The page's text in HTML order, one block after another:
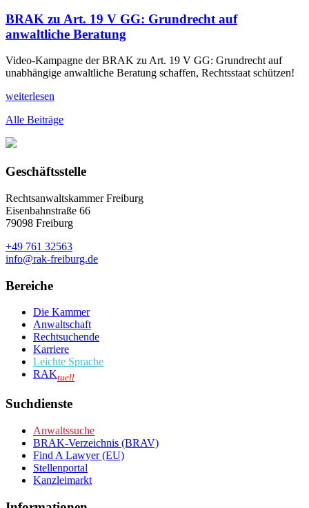
BRAK zu Art. 19 V GG: Grundrecht auf
anwaltliche Beratung
Video-Kampagne der BRAK zu Art. 19 V GG: Grundrecht auf
unabhängige anwaltliche Beratung schaffen, Rechtsstaat schützen!
weiterlesen
Alle Beiträge
Geschäftsstelle
Rechtsanwaltskammer Freiburg
Eisenbahnstraße 66
79098 Freiburg
+49 761 32563
info@rak-freiburg.de
Bereiche
Die Kammer
Anwaltschaft
Rechtsuchende
Karriere
Leichte Sprache
RAKtuell
Suchdienste
Anwaltssuche
BRAK-Verzeichnis (BRAV)
Find A Lawyer (EU)
Stellenportal
Kanzleimarkt